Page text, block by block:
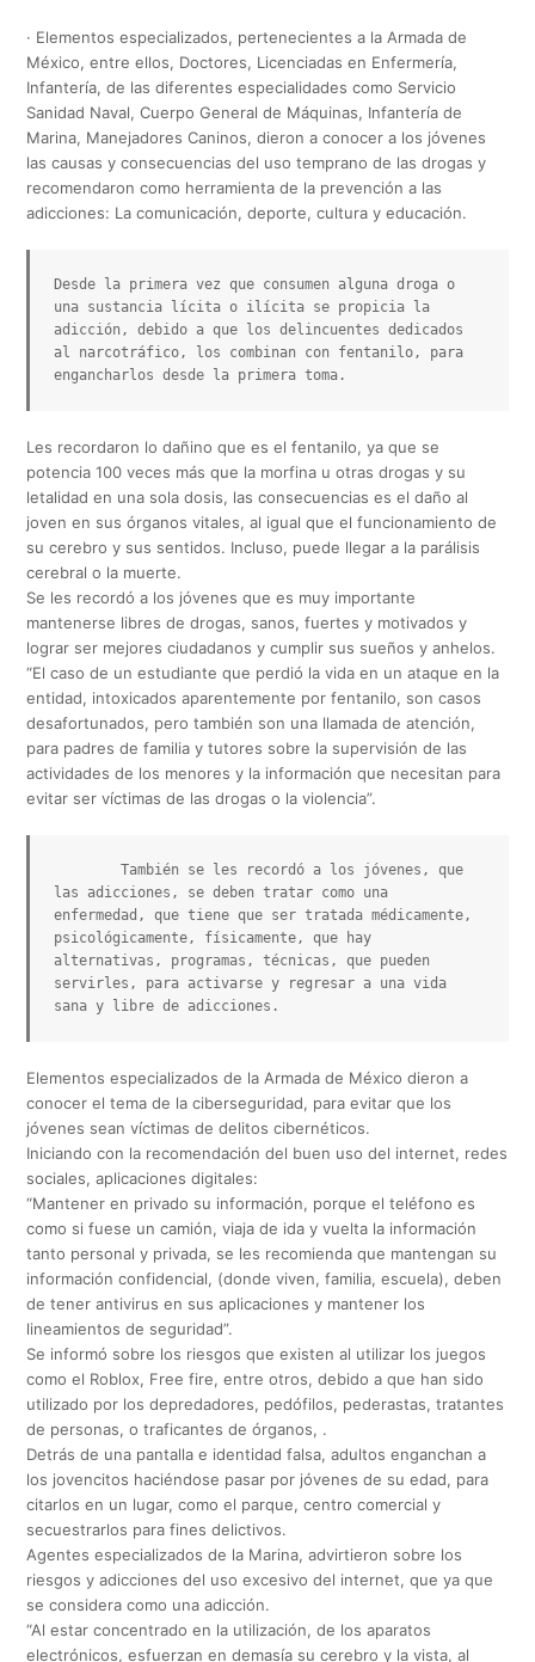
· Elementos especializados, pertenecientes a la Armada de
México, entre ellos, Doctores, Licenciadas en Enfermería,
Infantería, de las diferentes especialidades como Servicio
Sanidad Naval, Cuerpo General de Máquinas, Infantería de
Marina, Manejadores Caninos, dieron a conocer a los jóvenes
las causas y consecuencias del uso temprano de las drogas y
recomendaron como herramienta de la prevención a las
adicciones: La comunicación, deporte, cultura y educación.
Desde la primera vez que consumen alguna droga o
una sustancia lícita o ilícita se propicia la
adicción, debido a que los delincuentes dedicados
al narcotráfico, los combinan con fentanilo, para
engancharlos desde la primera toma.
Les recordaron lo dañino que es el fentanilo, ya que se
potencia 100 veces más que la morfina u otras drogas y su
letalidad en una sola dosis, las consecuencias es el daño al
joven en sus órganos vitales, al igual que el funcionamiento de
su cerebro y sus sentidos. Incluso, puede llegar a la parálisis
cerebral o la muerte.
Se les recordó a los jóvenes que es muy importante
mantenerse libres de drogas, sanos, fuertes y motivados y
lograr ser mejores ciudadanos y cumplir sus sueños y anhelos.
“El caso de un estudiante que perdió la vida en un ataque en la
entidad, intoxicados aparentemente por fentanilo, son casos
desafortunados, pero también son una llamada de atención,
para padres de familia y tutores sobre la supervisión de las
actividades de los menores y la información que necesitan para
evitar ser víctimas de las drogas o la violencia”.
        También se les recordó a los jóvenes, que
las adicciones, se deben tratar como una
enfermedad, que tiene que ser tratada médicamente,
psicológicamente, físicamente, que hay
alternativas, programas, técnicas, que pueden
servirles, para activarse y regresar a una vida
sana y libre de adicciones.
Elementos especializados de la Armada de México dieron a
conocer el tema de la ciberseguridad, para evitar que los
jóvenes sean víctimas de delitos cibernéticos.
Iniciando con la recomendación del buen uso del internet, redes
sociales, aplicaciones digitales:
“Mantener en privado su información, porque el teléfono es
como si fuese un camión, viaja de ida y vuelta la información
tanto personal y privada, se les recomienda que mantengan su
información confidencial, (donde viven, familia, escuela), deben
de tener antivirus en sus aplicaciones y mantener los
lineamientos de seguridad”.
Se informó sobre los riesgos que existen al utilizar los juegos
como el Roblox, Free fire, entre otros, debido a que han sido
utilizado por los depredadores, pedófilos, pederastas, tratantes
de personas, o traficantes de órganos, .
Detrás de una pantalla e identidad falsa, adultos enganchan a
los jovencitos haciéndose pasar por jóvenes de su edad, para
citarlos en un lugar, como el parque, centro comercial y
secuestrarlos para fines delictivos.
Agentes especializados de la Marina, advirtieron sobre los
riesgos y adicciones del uso excesivo del internet, que ya que
se considera como una adicción.
“Al estar concentrado en la utilización, de los aparatos
electrónicos, esfuerzan en demasía su cerebro y la vista, al